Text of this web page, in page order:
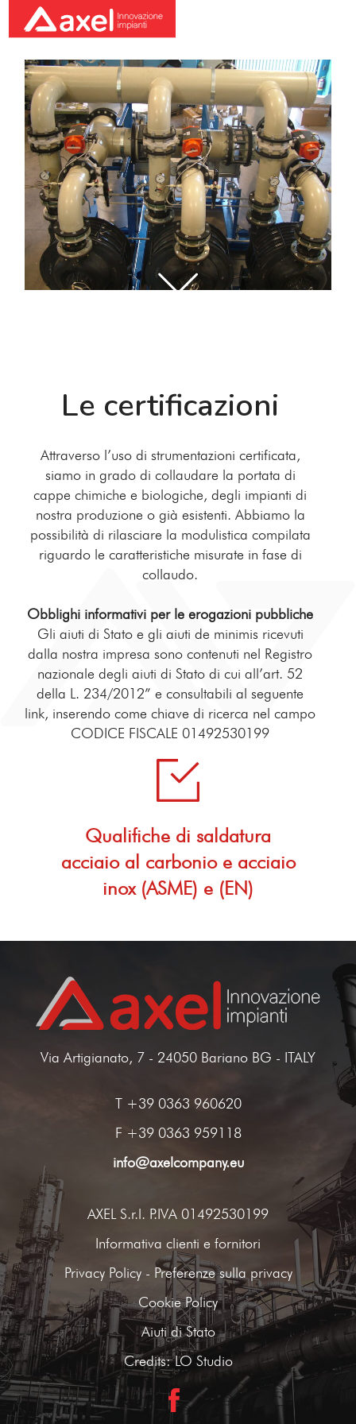
DSCF3279
Le certificazioni
Attraverso l’uso di strumentazioni certificata,
siamo in grado di collaudare la portata di
cappe chimiche e biologiche, degli impianti di
nostra produzione o già esistenti. Abbiamo la
possibilità di rilasciare la modulistica compilata
riguardo le caratteristiche misurate in fase di
collaudo.
Obblighi informativi per le erogazioni pubbliche
Gli aiuti di Stato e gli aiuti de minimis ricevuti
dalla nostra impresa sono contenuti nel Registro
nazionale degli aiuti di Stato di cui all’art. 52
della L. 234/2012” e consultabili al seguente
link, inserendo come chiave di ricerca nel campo
CODICE FISCALE 01492530199
Qualifiche di saldatura
acciaio al carbonio e acciaio
inox (ASME) e (EN)
Via Artigianato, 7 - 24050 Bariano BG - ITALY
T +39 0363 960620
F +39 0363 959118
info@axelcompany.eu
AXEL S.r.l. P.IVA 01492530199
Informativa clienti e fornitori
Privacy Policy- Preferenze sulla privacy
Cookie Policy
Aiuti di Stato
Credits:LO Studio